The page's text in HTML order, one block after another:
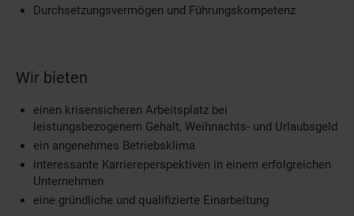
Durchsetzungsvermögen und Führungskompetenz
Wir bieten
einen krisensicheren Arbeitsplatz bei
leistungsbezogenem Gehalt, Weihnachts- und Urlaubsgeld
ein angenehmes Betriebsklima
interessante Karriereperspektiven in einem erfolgreichen
Unternehmen
eine gründliche und qualifizierte Einarbeitung